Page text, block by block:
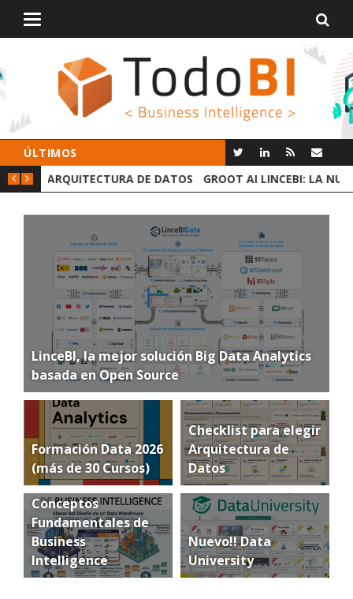
Alternar
ÚLTIMOS
GROOT AI LINCEBI: LA NUEVA PLATAFORMA
LinceBI, la mejor solución Big Data Analytics
basada en Open Source
Formación Data 2026
(más de 30 Cursos)
Checklist para elegir
Arquitectura de
Datos
Conceptos
Fundamentales de
Business
Intelligence
Nuevo!! Data
University